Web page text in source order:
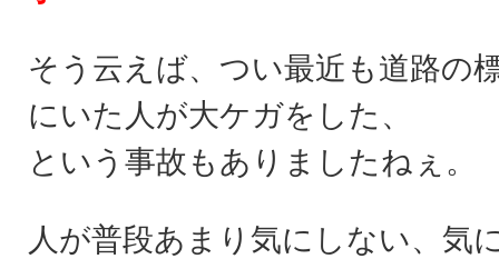
そう云えば、つい最近も道路の
にいた人が大ケガをした、
という事故もありましたねぇ。
人が普段あまり気にしない、気